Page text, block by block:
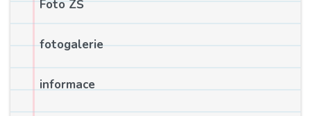
Foto ZŠ
fotogalerie
informace